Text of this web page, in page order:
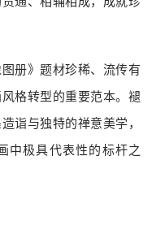
册》题材珍稀、流传有
格转型的重要范本。褪
诣与独特的禅意美学，
中极具代表性的标杆之